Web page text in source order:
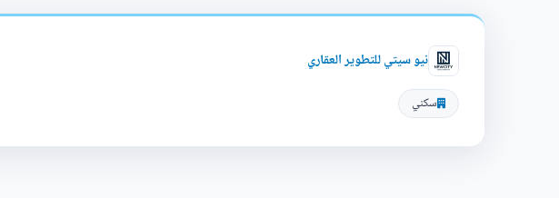
نيو سيتي للتطوير العقاري
سكني